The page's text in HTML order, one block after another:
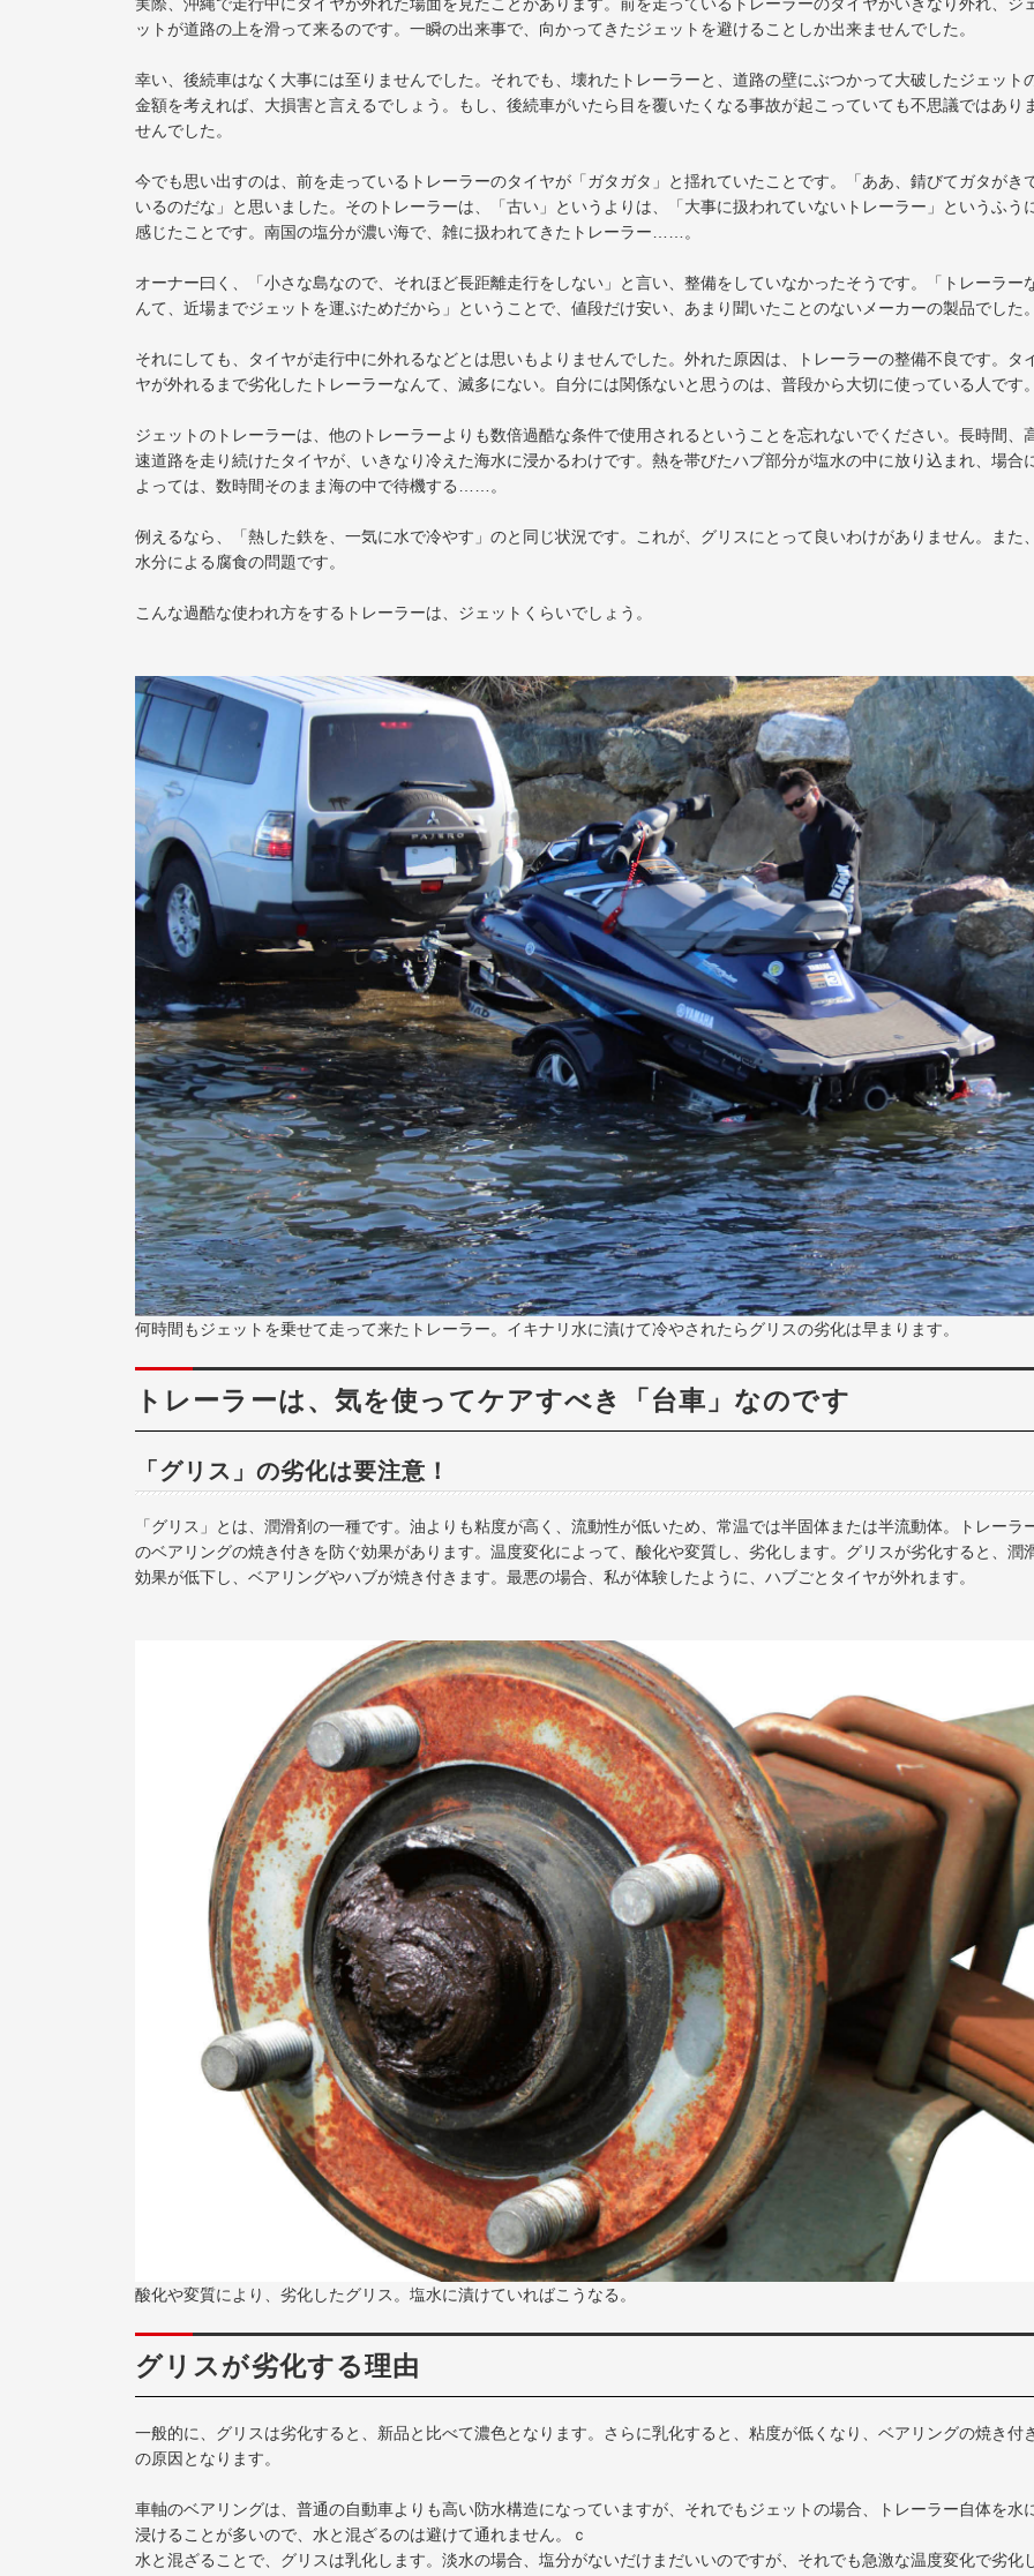
ットが道路の上を滑って来るのです。一瞬の出来事で、向かってきたジェットを避けることしか出来ませんでした。
幸い、後続車はなく大事には至りませんでした。それでも、壊れたトレーラーと、道路の壁にぶつかって大破したジェット
金額を考えれば、大損害と言えるでしょう。もし、後続車がいたら目を覆いたくなる事故が起こっていても不思議ではあり
せんでした。
今でも思い出すのは、前を走っているトレーラーのタイヤが「ガタガタ」と揺れていたことです。「ああ、錆びてガタがき
いるのだな」と思いました。そのトレーラーは、「古い」というよりは、「大事に扱われていないトレーラー」というふう
感じたことです。南国の塩分が濃い海で、雑に扱われてきたトレーラー……。
オーナー曰く、「小さな島なので、それほど長距離走行をしない」と言い、整備をしていなかったそうです。「トレーラー
んて、近場までジェットを運ぶためだから」ということで、値段だけ安い、あまり聞いたことのないメーカーの製品でした
それにしても、タイヤが走行中に外れるなどとは思いもよりませんでした。外れた原因は、トレーラーの整備不良です。タ
ヤが外れるまで劣化したトレーラーなんて、滅多にない。自分には関係ないと思うのは、普段から大切に使っている人です
ジェットのトレーラーは、他のトレーラーよりも数倍過酷な条件で使用されるということを忘れないでください。長時間、
速道路を走り続けたタイヤが、いきなり冷えた海水に浸かるわけです。熱を帯びたハブ部分が塩水の中に放り込まれ、場合
よっては、数時間そのまま海の中で待機する……。
例えるなら、「熱した鉄を、一気に水で冷やす」のと同じ状況です。これが、グリスにとって良いわけがありません。また
水分による腐食の問題です。
こんな過酷な使われ方をするトレーラーは、ジェットくらいでしょう。
何時間もジェットを乗せて走って来たトレーラー。イキナリ水に漬けて冷やされたらグリスの劣化は早まります。
トレーラーは、気を使ってケアすべき「台車」なのです
「グリス」の劣化は要注意！
「グリス」とは、潤滑剤の一種です。油よりも粘度が高く、流動性が低いため、常温では半固体または半流動体。トレーラ
のベアリングの焼き付きを防ぐ効果があります。温度変化によって、酸化や変質し、劣化します。グリスが劣化すると、潤
効果が低下し、ベアリングやハブが焼き付きます。最悪の場合、私が体験したように、ハブごとタイヤが外れます。
酸化や変質により、劣化したグリス。塩水に漬けていればこうなる。
グリスが劣化する理由
一般的に、グリスは劣化すると、新品と比べて濃色となります。さらに乳化すると、粘度が低くなり、ベアリングの焼き付
の原因となります。
車軸のベアリングは、普通の自動車よりも高い防水構造になっていますが、それでもジェットの場合、トレーラー自体を水
浸けることが多いので、水と混ざるのは避けて通れません。ｃ
水と混ざることで、グリスは乳化します。淡水の場合、塩分がないだけまだいいのですが、それでも急激な温度変化で劣化